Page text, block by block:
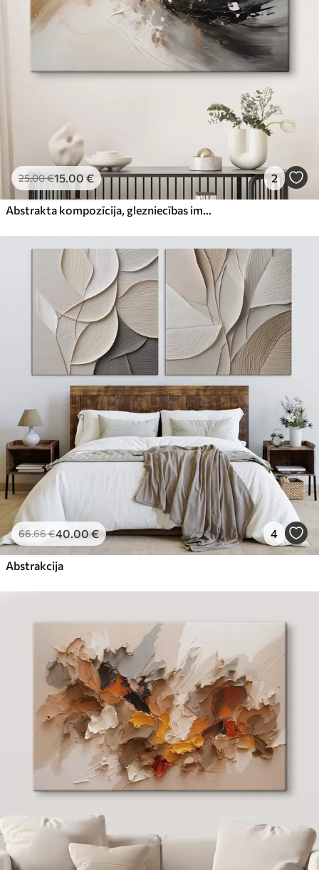
25.00€15.00 € 2
Abstrakta kompozīcija, glezniecības imitācija
66.66€40.00€ 4
Abstrakcija